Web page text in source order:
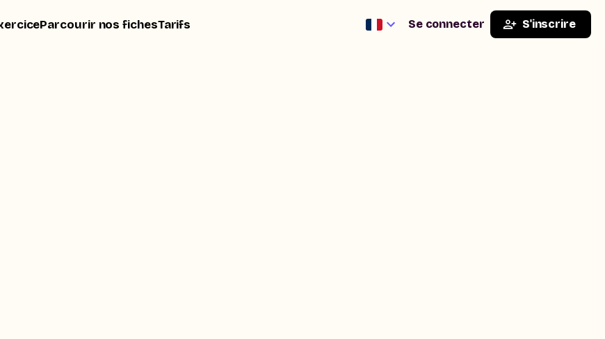
Parcourir nos fichesTarifs Se connecter S'inscrire